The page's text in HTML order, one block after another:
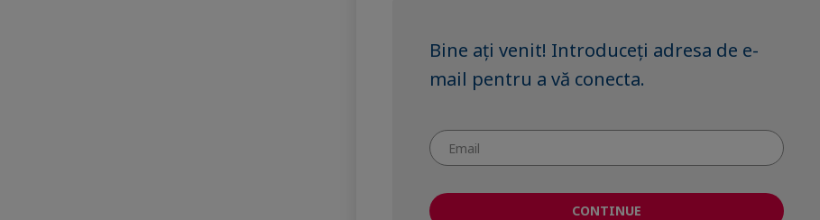
Bine ați venit! Introduceți adresa de e-
mail pentru a vă conecta.
CONTINUE